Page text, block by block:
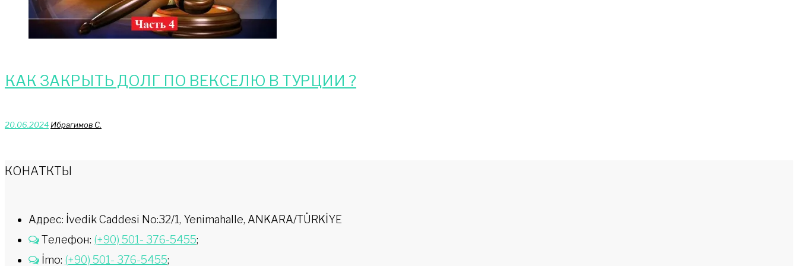
КАК ЗАКРЫТЬ ДОЛГ ПО ВЕКСЕЛЮ В ТУРЦИИ ?
20.06.2024 Ибрагимов С.
КОНАТКТЫ
Адрес: İvedik Caddesi No:32/1, Yenimahalle, ANKARA/TÜRKİYE
Телефон: (+90) 501- 376-5455;
İmo: (+90) 501- 376-5455;